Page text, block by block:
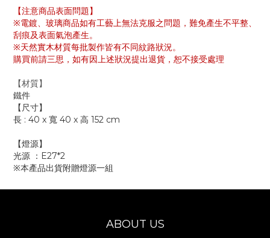
【注意商品表面問題】
※電鍍、玻璃商品如有工藝上無法克服之問題，難免產生不平整、
刮痕及表面氣泡產生。
※天然實木材質每批製作皆有不同紋路狀況。
購買前請三思，如有因上述狀況提出退貨，恕不接受處理
【材質】
鐵件
【尺寸】
長 : 40 x 寬 40 x 高 152 cm
【燈源】
光源 ：E27*2
※本產品出貨附贈燈源一組
ABOUT US